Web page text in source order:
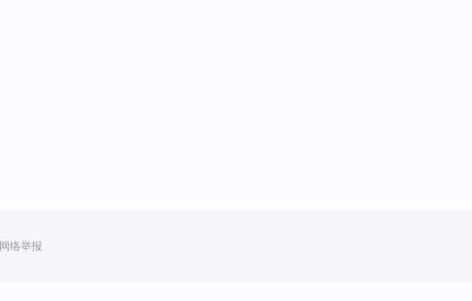
网络举报